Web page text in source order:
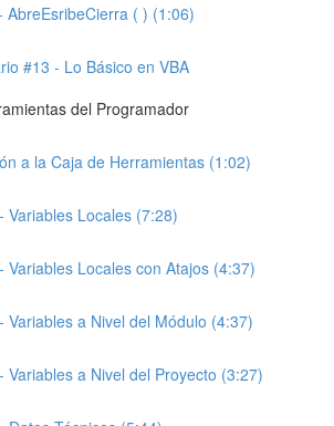
AbreEsribeCierra ( ) (1:06)
#13 - Lo Básico en VBA
del Programador
a la Caja de Herramientas (1:02)
Variables Locales (7:28)
Variables Locales con Atajos (4:37)
Variables a Nivel del Módulo (4:37)
Variables a Nivel del Proyecto (3:27)